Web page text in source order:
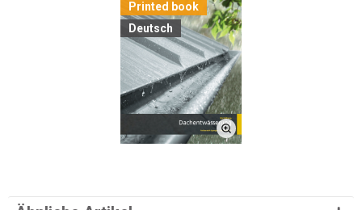
Printed book
Deutsch